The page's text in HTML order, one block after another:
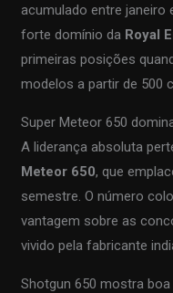
acumulado entre janeiro
forte domínio da Royal
primeiras posições
modelos a partir de 500
Super Meteor 650
A liderança absoluta
Meteor 650, que
semestre. O número
vantagem sobre as
vivido pela fabricante
Shotgun 650 mostra